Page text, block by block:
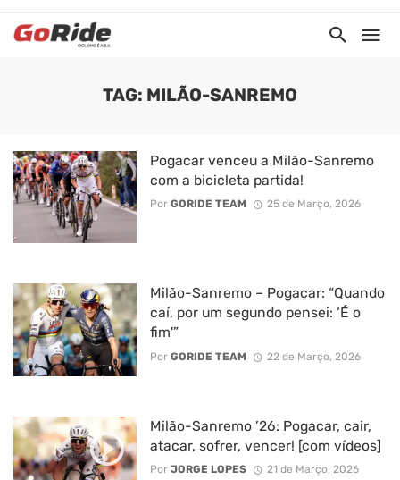
TAG: MILÃO-SANREMO
Pogacar venceu a Milão-Sanremo
com a bicicleta partida!
Por GORIDE TEAM 25 de Março, 2026
Milão-Sanremo – Pogacar: “Quando
caí, por um segundo pensei: ‘É o
fim'”
Por GORIDE TEAM 22 de Março, 2026
Milão-Sanremo ’26: Pogacar, cair,
atacar, sofrer, vencer! [com vídeos]
Por JORGE LOPES 21 de Março, 2026